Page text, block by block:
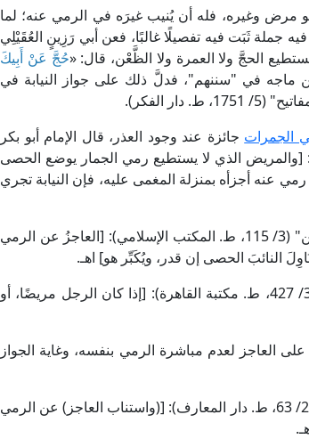
مرض وغيره، فله أن يُنيب غيرَه في الرمي عنه؛ لما
جملة ثَبَت فيه تفصيلًا غالبًا، فعن أبي رَزِينٍ العُقَيْلِي
الحجَّ ولا العمرة ولا الظَّعْن، قال: «حُجَّ عَنْ أَبِيكَ
ماجه في "سننهم"، فدلَّ ذلك على جواز النيابة في
الفكر).
الجمرات جائزة عند وجود العذر، قال الإمام أبو بكر
(4/ 69، ط. دار المعرفة): [والمريض الذي لا يستطيع رمي الجمار يوضع الحصى
عنه أجزأه بمنزلة المغمى عليه، فإن النيابة تجري
وقال الإمام محيي الدين النَّووي الشافعي في "روضة الطالبين" (3/ 115، ط. المكتب الإسلامي): [العاجزُ عن الرمي
النائبَ الحصى إن قدر، ويُكَبِّر هو] اهـ.
وقال العلامة مُوفَّق الدِّين ابن قدامة الحنبلي في "المغني" (3/ 427، ط. مكتبة القاهرة): [إذا كان الرجل مريضًا، أو
العاجز لعدم مباشرة الرمي بنفسه، وغاية الجواز
قال الشيخ أبو البركات الدردير المالكي في "الشرح الصغير" (2/ 63، ط. دار المعارف): [(واستناب العاجز) عن الرمي